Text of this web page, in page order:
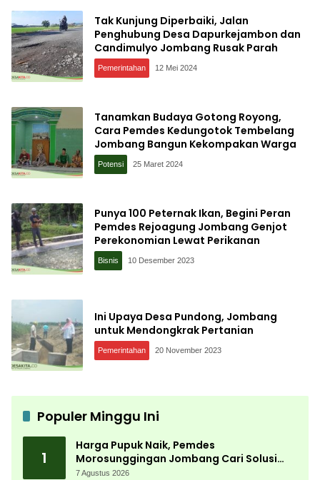
Tak Kunjung Diperbaiki, Jalan
Penghubung Desa Dapurkejambon dan
Candimulyo Jombang Rusak Parah
Pemerintahan 12 Mei 2024
Tanamkan Budaya Gotong Royong,
Cara Pemdes Kedungotok Tembelang
Jombang Bangun Kekompakan Warga
Potensi 25 Maret 2024
Punya 100 Peternak Ikan, Begini Peran
Pemdes Rejoagung Jombang Genjot
Perekonomian Lewat Perikanan
Bisnis 10 Desember 2023
Ini Upaya Desa Pundong, Jombang
untuk Mendongkrak Pertanian
Pemerintahan 20 November 2023
Populer Minggu Ini
1
Harga Pupuk Naik, Pemdes
Morosunggingan Jombang Cari Solusi
Lewat Kajian Akademik
7 Agustus 2026